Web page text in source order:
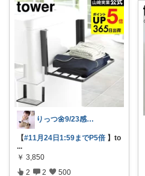
りっつ🌼9/23感謝です🩵
【#11月24日1:59までP5倍 】to
...
￥ 3,850
2 2 500